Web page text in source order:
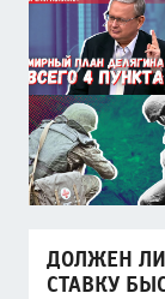
ДОЛЖЕН
СТАВКУ